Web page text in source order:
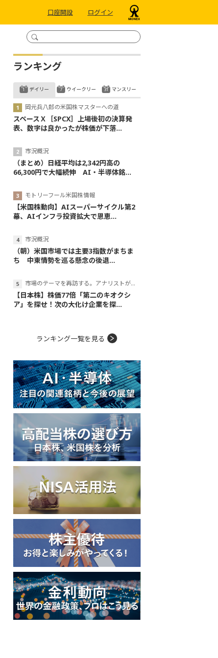
口座開設 ログイン
ランキング
デイリー
岡元兵八郎の米国株マスターへの道
スペースＸ［SPCX］上場後初の決算発
表、数字は良かったが株価が下落...
市況概況
（まとめ）日経平均は2,342円高の
66,300円で大幅続伸 AI・半導体銘...
モトリーフール米国株情報
【米国株動向】AIスーパーサイクル第2
幕、AIインフラ投資拡大で恩恵...
市況概況
（朝）米国市場では主要3指数がまちま
ち 中東情勢を巡る懸念の後退...
市場のテーマを再訪する。アナリストが読み解くテーマの本質
【日本株】株価77倍「第二のキオクシ
ア」を探せ！次の大化け企業を探...
ウイークリー マンスリー
ランキング一覧を見る